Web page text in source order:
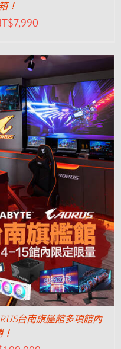
！
7,990
台南旗艦館多項館內